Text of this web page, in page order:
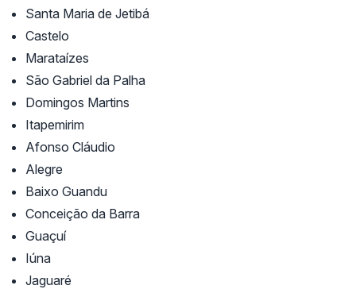
Santa Maria de Jetibá
Castelo
Marataízes
São Gabriel da Palha
Domingos Martins
Itapemirim
Afonso Cláudio
Alegre
Baixo Guandu
Conceição da Barra
Guaçuí
Iúna
Jaguaré